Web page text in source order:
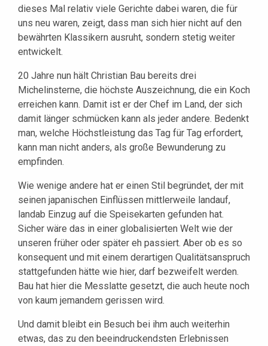
dieses Mal relativ viele Gerichte dabei waren, die für
uns neu waren, zeigt, dass man sich hier nicht auf den
bewährten Klassikern ausruht, sondern stetig weiter
entwickelt.
20 Jahre nun hält Christian Bau bereits drei
Michelinsterne, die höchste Auszeichnung, die ein Koch
erreichen kann. Damit ist er der Chef im Land, der sich
damit länger schmücken kann als jeder andere. Bedenkt
man, welche Höchstleistung das Tag für Tag erfordert,
kann man nicht anders, als große Bewunderung zu
empfinden.
Wie wenige andere hat er einen Stil begründet, der mit
seinen japanischen Einflüssen mittlerweile landauf,
landab Einzug auf die Speisekarten gefunden hat.
Sicher wäre das in einer globalisierten Welt wie der
unseren früher oder später eh passiert. Aber ob es so
konsequent und mit einem derartigen Qualitätsanspruch
stattgefunden hätte wie hier, darf bezweifelt werden.
Bau hat hier die Messlatte gesetzt, die auch heute noch
von kaum jemandem gerissen wird.
Und damit bleibt ein Besuch bei ihm auch weiterhin
etwas, das zu den beeindruckendsten Erlebnissen